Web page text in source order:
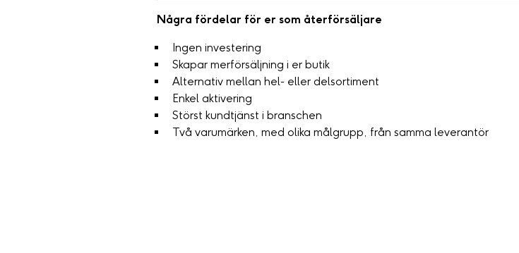
Några fördelar för er som återförsäljare
Ingen investering
Skapar merförsäljning i er butik
Alternativ mellan hel- eller delsortiment
Enkel aktivering
Störst kundtjänst i branschen
Två varumärken, med olika målgrupp, från samma leverantör